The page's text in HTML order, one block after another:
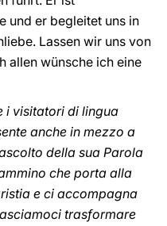
und er begleitet uns in
Lassen wir uns von
allen wünsche ich eine
i visitatori di lingua
anche in mezzo a
della sua Parola
che porta alla
e ci accompagna
trasformare